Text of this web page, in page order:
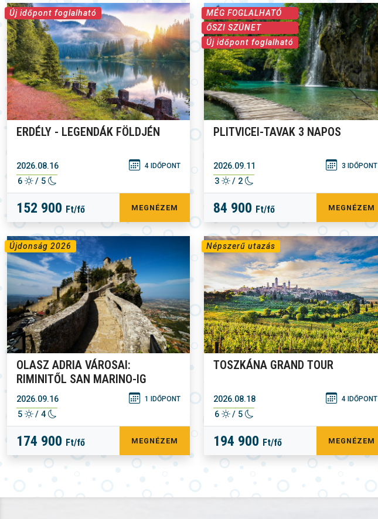
Új időpont foglalható
ERDÉLY - LEGENDÁK FÖLDJÉN
2026.08.16 4 IDŐPONT
6 / 5
152 900 Ft/fő MEGNÉZEM
MÉG FOGLALHATÓ
ŐSZI SZÜNET
Új időpont foglalható
PLITVICEI-TAVAK 3 NAPOS
2026.09.11 3 IDŐPONT
3 / 2
84 900 Ft/fő MEGNÉZEM
Újdonság 2026
OLASZ ADRIA VÁROSAI:
RIMINITŐL SAN MARINO-IG
2026.09.16 1 IDŐPONT
5 / 4
174 900 Ft/fő MEGNÉZEM
Népszerű utazás
TOSZKÁNA GRAND TOUR
2026.08.18 4 IDŐPONT
6 / 5
194 900 Ft/fő MEGNÉZEM